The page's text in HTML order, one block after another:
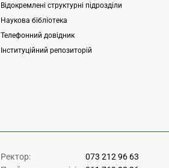
Відокремлені структурні підрозділи
Наукова бібліотека
Телефонний довідник
Інституційний репозиторій
Ректор:
073 212 96 63